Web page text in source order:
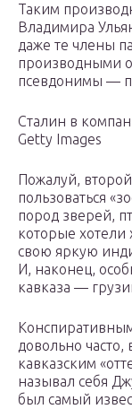
Таким
Владимира
даже те члены
производными
псевдонимы —
Сталин в
Getty Images
Пожалуй,
пользоваться
пород зверей,
которые хотели
свою яркую
И, наконец,
кавказа —
довольно
кавказским
называл себя
был самый